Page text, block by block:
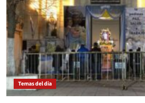
Temas del dia